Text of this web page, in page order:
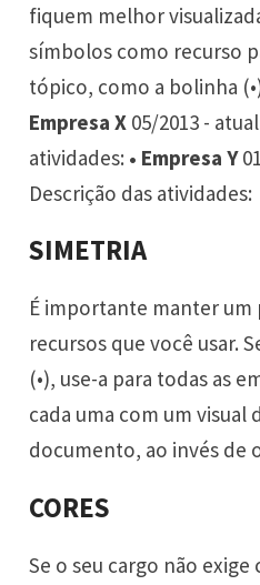
fiquem melhor
símbolos como recurso
tópico, como a bolinha
Empresa X 05/2013 -
atividades: • Empresa Y
Descrição das atividades:
SIMETRIA
É importante manter um
recursos que você usar.
(•), use-a para todas as
cada uma com um
documento, ao invés de
CORES
Se o seu cargo não